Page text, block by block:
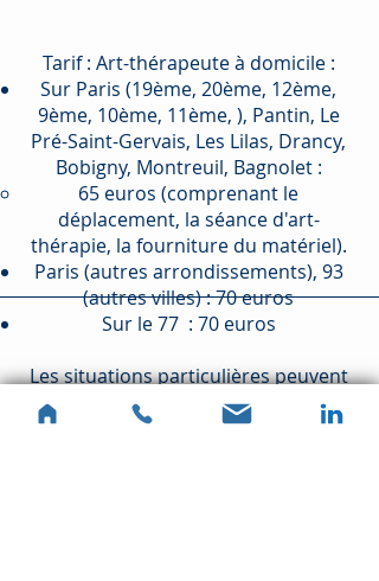
Tarif : Art-thérapeute à domicile :
Sur Paris (19ème, 20ème, 12ème,
9ème, 10ème, 11ème, ), Pantin, Le
Pré-Saint-Gervais, Les Lilas, Drancy,
Bobigny, Montreuil, Bagnolet :
65 euros (comprenant le
déplacement, la séance d'art-
thérapie, la fourniture du matériel).
Paris (autres arrondissements), 93
(autres villes) : 70 euros
Sur le 77 : 70 euros
Les situations particulières peuvent
être étudiées ensemble (RSA, AAH,
minimum retraite…).